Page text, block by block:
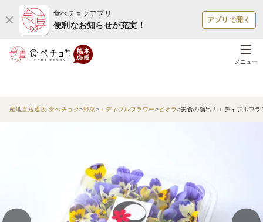
食べチョクアプリ
便利なお知らせが充実！
アプリで開く
メニュー
産地直送通販 食べチョク 野菜 エディブルフラワー ビオラ 美食の演出！エディブルフ